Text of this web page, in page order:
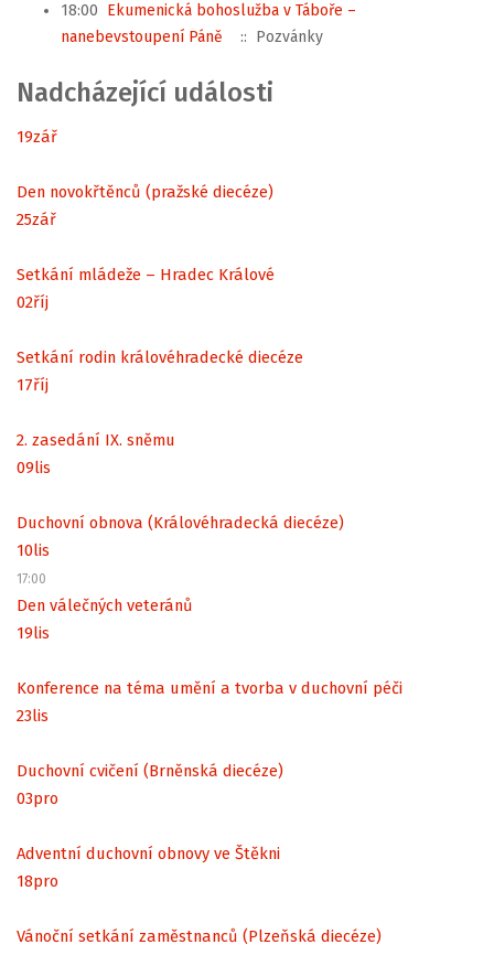
18:00 Ekumenická bohoslužba v Táboře –
nanebevstoupení Páně
:: Pozvánky
Nadcházející události
19zář
Den novokřtěnců (pražské diecéze)
25zář
Setkání mládeže – Hradec Králové
02říj
Setkání rodin královéhradecké diecéze
17říj
2. zasedání IX. sněmu
09lis
Duchovní obnova (Královéhradecká diecéze)
10lis
17:00
Den válečných veteránů
19lis
Konference na téma umění a tvorba v duchovní péči
23lis
Duchovní cvičení (Brněnská diecéze)
03pro
Adventní duchovní obnovy ve Štěkni
18pro
Vánoční setkání zaměstnanců (Plzeňská diecéze)